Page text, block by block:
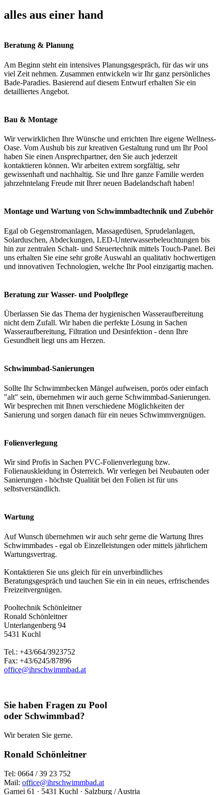
alles aus einer hand
Beratung & Planung
Am Beginn steht ein intensives Planungsgespräch, für das wir uns
viel Zeit nehmen. Zusammen entwickeln wir Ihr ganz persönliches
Bade-Paradies. Basierend auf diesem Entwurf erhalten Sie ein
detailliertes Angebot.
Bau & Montage
Wir verwirklichen Ihre Wünsche und errichten Ihre eigene Wellness-
Oase. Vom Aushub bis zur kreativen Gestaltung rund um Ihr Pool
haben Sie einen Ansprechpartner, den Sie auch jederzeit
kontaktieren können. Wir arbeiten extrem sorgfältig, sehr
gewissenhaft und nachhaltig. Sie und Ihre ganze Familie werden
jahrzehntelang Freude mit Ihrer neuen Badelandschaft haben!
Montage und Wartung von Schwimmbadtechnik und Zubehör
Egal ob Gegenstromanlagen, Massagedüsen, Sprudelanlagen,
Solarduschen, Abdeckungen, LED-Unterwasserbeleuchtungen bis
hin zur zentralen Schalt- und Steuertechnik mittels Touch-Panel. Bei
uns erhalten Sie eine sehr große Auswahl an qualitativ hochwertigen
und innovativen Technologien, welche Ihr Pool einzigartig machen.
Beratung zur Wasser- und Poolpflege
Überlassen Sie das Thema der hygienischen Wasseraufbereitung
nicht dem Zufall. Wir haben die perfekte Lösung in Sachen
Wasseraufbereitung, Filtration und Desinfektion - denn Ihre
Gesundheit liegt uns am Herzen.
Schwimmbad-Sanierungen
Sollte Ihr Schwimmbecken Mängel aufweisen, porös oder einfach
"alt" sein, übernehmen wir auch gerne Schwimmbad-Sanierungen.
Wir besprechen mit Ihnen verschiedene Möglichkeiten der
Sanierung und sorgen danach für ein neues Schwimmvergnügen.
Folienverlegung
Wir sind Profis in Sachen PVC-Folienverlegung bzw.
Folienauskleidung in Österreich. Wir verlegen bei Neubauten oder
Sanierungen - höchste Qualität bei den Folien ist für uns
selbstverständlich.
Wartung
Auf Wunsch übernehmen wir auch sehr gerne die Wartung Ihres
Schwimmbades - egal ob Einzelleistungen oder mittels jährlichem
Wartungsvertrag.
Kontaktieren Sie uns gleich für ein unverbindliches
Beratungsgespräch und tauchen Sie ein in ein neues, erfrischendes
Freizeitvergnügen.
Pooltechnik Schönleitner
Ronald Schönleitner
Unterlangenberg 94
5431 Kuchl
Tel.: +43/664/3923752
Fax: +43/6245/87896
office@ihrschwimmbad.at
Sie haben Fragen zu Pool
oder Schwimmbad?
Wir beraten Sie gerne.
Ronald Schönleitner
Tel: 0664 / 39 23 752
Mail: office@ihrschwimmbad.at
Garnei 61 · 5431 Kuchl · Salzburg / Austria